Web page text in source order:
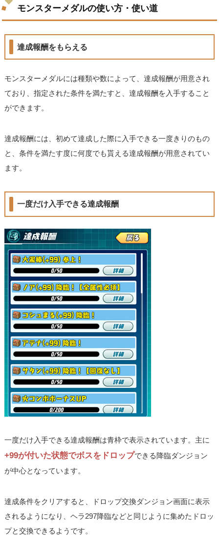
モンスターメダルの使い方・使い道
達成報酬をもらえる
モンスターメダルには種類や数によって、達成報酬が用意され
ており、指定された条件を満たすと、達成報酬を入手すること
ができます。
達成報酬には、初めて達成した際に入手できる一度きりのもの
と、条件を満たす度に何度でも貰える達成報酬が用意されてい
ます。
一度だけ入手できる達成報酬
一度だけ入手できる達成報酬は青枠で表示されています。主に
+99が付いた状態でボスをドロップできる降臨ダンジョン
が中心となっています。
達成条件をクリアすると、ドロップ交換ダンジョン画面に表示
されるようになり、ヘラ297降臨などと同じように集めたドロッ
プと交換できるようです。